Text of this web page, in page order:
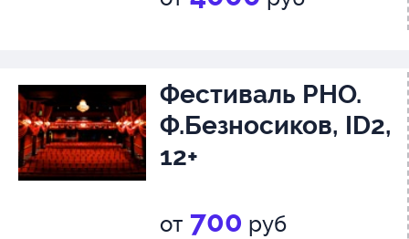
Фестиваль РНО.
Ф.Безносиков, ID2,
12+
от 700 руб